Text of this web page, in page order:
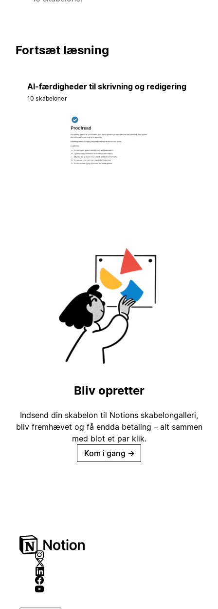
Fortsæt læsning
AI-færdigheder til skrivning og redigering
10 skabeloner
Bliv opretter
Indsend din skabelon til Notions skabelongalleri,
bliv fremhævet og få endda betaling – alt sammen
med blot et par klik.
Kom i gang →